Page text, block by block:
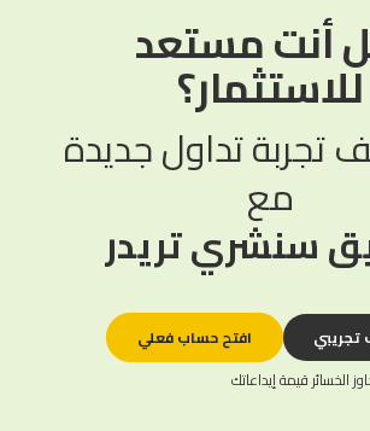
أنت مستعد
للاستثمار؟
تداول جديدة
مع
سنشري تريدر
افتح حساب فعلي
الخسائر قيمة إيداعاتك